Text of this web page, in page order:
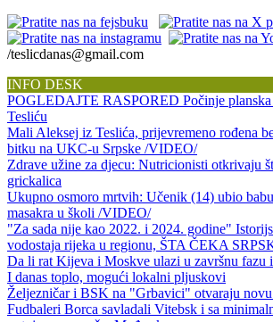
/teslicdanas@gmail.com
INFO DESK
POGLEDAJTE RASPORED Počinje planska
Tesliću
Mali Aleksej iz Teslića, prijevremeno rođena
bitku na UKC-u Srpske /VIDEO/
Zdrave užine za djecu: Nutricionisti otkrivaju
grickalica
Ukupno osmoro mrtvih: Učenik (14) ubio
masakra u školi /VIDEO/
"Za sada nije kao 2022. i 2024. godine"
vodostaja rijeka u regionu, ŠTA ČEKA
Da li rat Kijeva i Moskve ulazi u završnu fazu
I danas toplo, mogući lokalni pljuskovi
Željezničar i BSK na "Grbavici" otvaraju novu
Fudbaleri Borca savladali Vitebsk i sa